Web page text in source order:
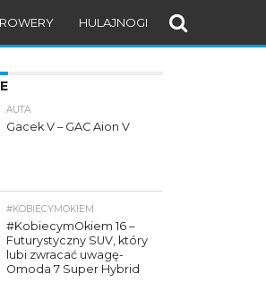
ROWERY HULAJNOGI
AUTA
Gacek V – GAC Aion V
#KOBIECYMOKIEM
#KobiecymOkiem 16 –
Futurystyczny SUV, który
lubi zwracać uwagę-
Omoda 7 Super Hybrid